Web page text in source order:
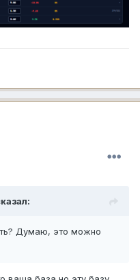
Думаю, это можно